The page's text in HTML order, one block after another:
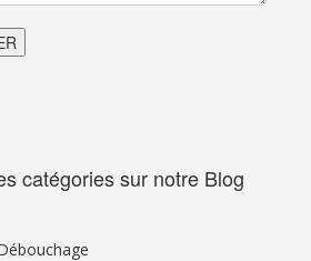
catégories sur notre Blog